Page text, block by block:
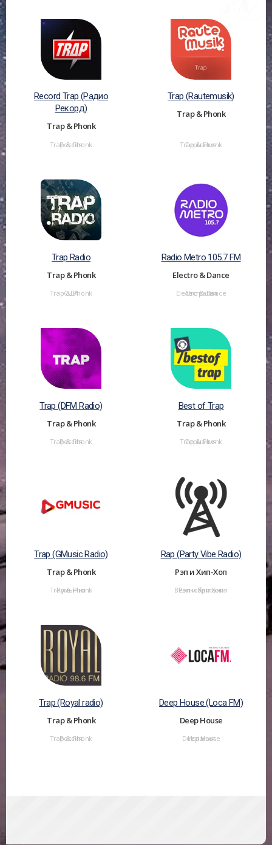
Record Trap (Радио
Рекорд)
Trap & Phonk
Trap & Phonk
Россия
Trap (Rautemusik)
Trap & Phonk
Trap & Phonk
Германия
Trap Radio
Trap & Phonk
Trap & Phonk
США
Radio Metro 105.7 FM
Electro & Dance
Electro & Dance
Австралия
Trap (DFM Radio)
Trap & Phonk
Trap & Phonk
Россия
Best of Trap
Trap & Phonk
Trap & Phonk
Германия
Trap (GMusic Radio)
Trap & Phonk
Trap & Phonk
Румыния
Rap (Party Vibe Radio)
Рэп и Хип-Хоп
Рэп и Хип-Хоп
Великобритания
Trap (Royal radio)
Trap & Phonk
Trap & Phonk
Россия
Deep House (Loca FM)
Deep House
Deep House
Испания